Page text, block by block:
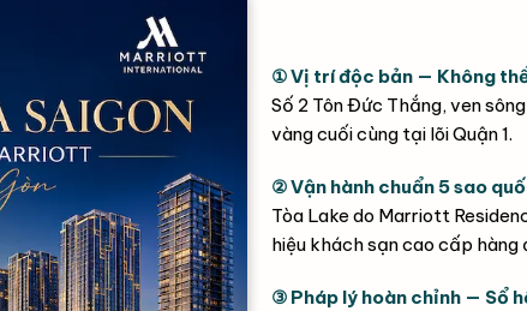
① Vị trí độc bản — Không
Số 2 Tôn Đức Thắng, ven
vàng cuối cùng tại lõi Quận 1.
② Vận hành chuẩn 5 sao
Tòa Lake do Marriott
hiệu khách sạn cao cấp
③ Pháp lý hoàn chỉnh — Sổ